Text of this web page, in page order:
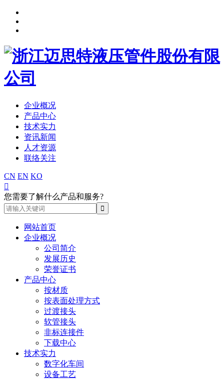
企业概况
产品中心
技术实力
资讯新闻
人才资源
联络关注
CN EN KO

您需要了解什么产品和服务?
网站首页
企业概况
公司简介
发展历史
荣誉证书
产品中心
按材质
按表面处理方式
过渡接头
软管接头
非标连接件
下载中心
技术实力
数字化车间
设备工艺